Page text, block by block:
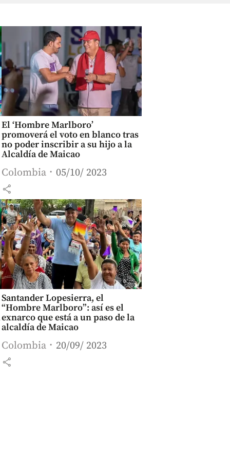
El ‘Hombre Marlboro’
promoverá el voto en blanco tras
no poder inscribir a su hijo a la
Alcaldía de Maicao
Colombia 05/10/ 2023
share
Santander Lopesierra, el
“Hombre Marlboro”: así es el
exnarco que está a un paso de la
alcaldía de Maicao
Colombia 20/09/ 2023
share